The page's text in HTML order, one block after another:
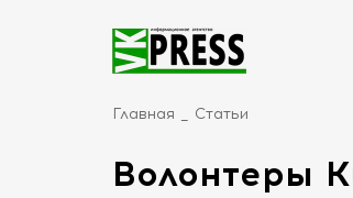
Главная Статьи
Волонтеры